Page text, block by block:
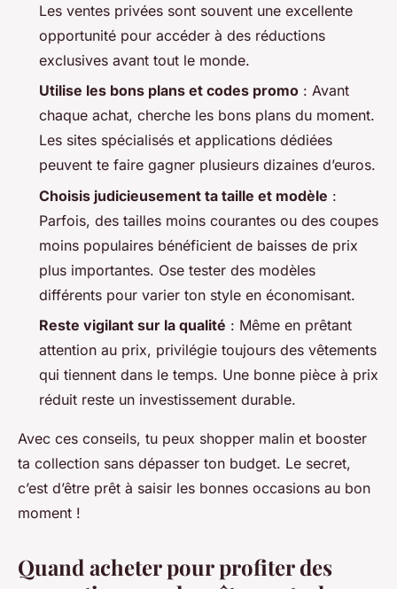
Les ventes privées sont souvent une excellente
opportunité pour accéder à des réductions
exclusives avant tout le monde.
Utilise les bons plans et codes promo : Avant
chaque achat, cherche les bons plans du moment.
Les sites spécialisés et applications dédiées
peuvent te faire gagner plusieurs dizaines d’euros.
Choisis judicieusement ta taille et modèle :
Parfois, des tailles moins courantes ou des coupes
moins populaires bénéficient de baisses de prix
plus importantes. Ose tester des modèles
différents pour varier ton style en économisant.
Reste vigilant sur la qualité : Même en prêtant
attention au prix, privilégie toujours des vêtements
qui tiennent dans le temps. Une bonne pièce à prix
réduit reste un investissement durable.
Avec ces conseils, tu peux shopper malin et booster
ta collection sans dépasser ton budget. Le secret,
c’est d’être prêt à saisir les bonnes occasions au bon
moment !
Quand acheter pour profiter des